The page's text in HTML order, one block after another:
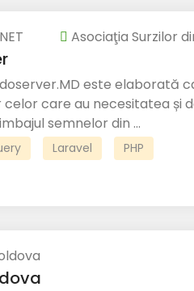
Asociaţia Surzilor
este elaborată
care au necesitatea și
semnelor din ...
Laravel PHP